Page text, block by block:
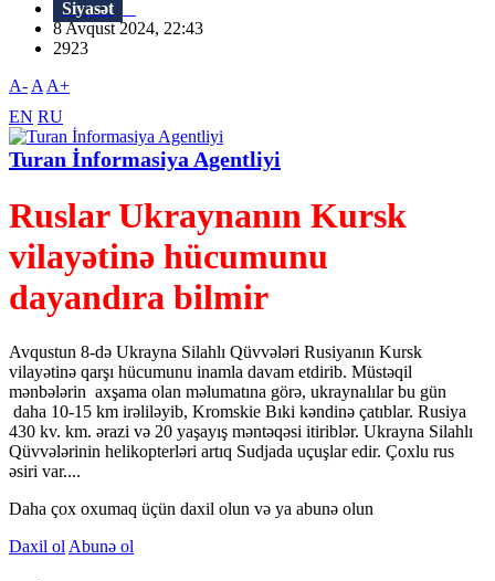
Siyasət
8 Avqust 2024, 22:43
2923
A- A A+
EN RU
Turan İnformasiya Agentliyi
Ruslar Ukraynanın Kursk
vilayətinə hücumunu
dayandıra bilmir
Avqustun 8-də Ukrayna Silahlı Qüvvələri Rusiyanın Kursk
vilayətinə qarşı hücumunu inamla davam etdirib. Müstəqil
mənbələrin axşama olan məlumatına görə, ukraynalılar bu gün
daha 10-15 km irəliləyib, Kromskie Bıki kəndinə çatıblar. Rusiya
430 kv. km. ərazi və 20 yaşayış məntəqəsi itiriblər. Ukrayna Silahlı
Qüvvələrinin helikopterləri artıq Sudjada uçuşlar edir. Çoxlu rus
əsiri var....
Daha çox oxumaq üçün daxil olun və ya abunə olun
Daxil ol Abunə ol